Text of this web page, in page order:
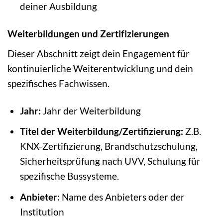
deiner Ausbildung
Weiterbildungen und Zertifizierungen
Dieser Abschnitt zeigt dein Engagement für
kontinuierliche Weiterentwicklung und dein
spezifisches Fachwissen.
Jahr: Jahr der Weiterbildung
Titel der Weiterbildung/Zertifizierung: Z.B.
KNX-Zertifizierung, Brandschutzschulung,
Sicherheitsprüfung nach UVV, Schulung für
spezifische Bussysteme.
Anbieter: Name des Anbieters oder der
Institution